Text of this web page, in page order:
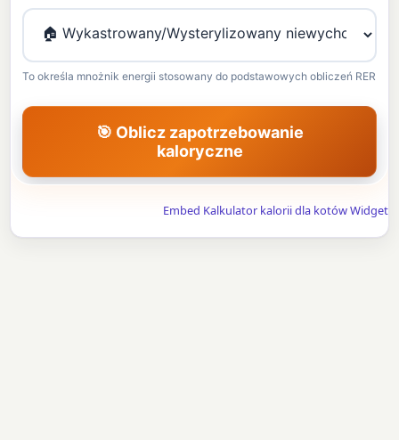
To określa mnożnik energii stosowany do podstawowych obliczeń RER
🎯 Oblicz zapotrzebowanie
kaloryczne
Embed Kalkulator kalorii dla kotów Widget